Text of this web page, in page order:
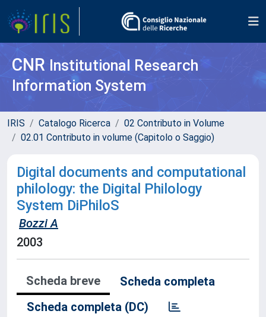
CNR Institutional Research
Information System
IRIS Catalogo Ricerca
02 Contributo in Volume
02.01 Contributo in volume (Capitolo o Saggio)
Digital documents and computational
philology: the Digital Philology
System DiPhiloS
Bozzi A
2003
Scheda breve
Scheda completa
Scheda completa (DC)